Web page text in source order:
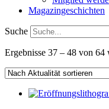
Magazingeschichten
Suche
Ergebnisse 37 – 48 von 64